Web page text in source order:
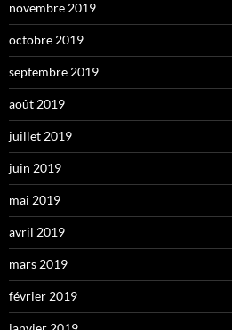
novembre 2019
octobre 2019
septembre 2019
août 2019
juillet 2019
juin 2019
mai 2019
avril 2019
mars 2019
février 2019